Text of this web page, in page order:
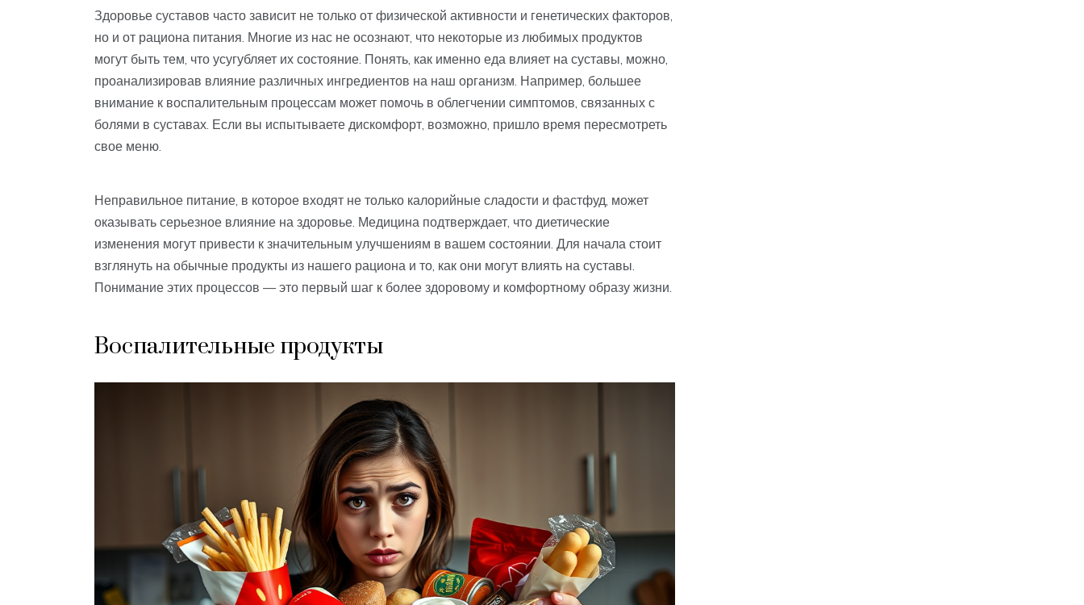
Здоровье суставов часто зависит не только от физической активности и генетических факторов,
но и от рациона питания. Многие из нас не осознают, что некоторые из любимых продуктов
могут быть тем, что усугубляет их состояние. Понять, как именно еда влияет на суставы, можно,
проанализировав влияние различных ингредиентов на наш организм. Например, большее
внимание к воспалительным процессам может помочь в облегчении симптомов, связанных с
болями в суставах. Если вы испытываете дискомфорт, возможно, пришло время пересмотреть
свое меню.
Неправильное питание, в которое входят не только калорийные сладости и фастфуд, может
оказывать серьезное влияние на здоровье. Медицина подтверждает, что диетические
изменения могут привести к значительным улучшениям в вашем состоянии. Для начала стоит
взглянуть на обычные продукты из нашего рациона и то, как они могут влиять на суставы.
Понимание этих процессов — это первый шаг к более здоровому и комфортному образу жизни.
Воспалительные продукты